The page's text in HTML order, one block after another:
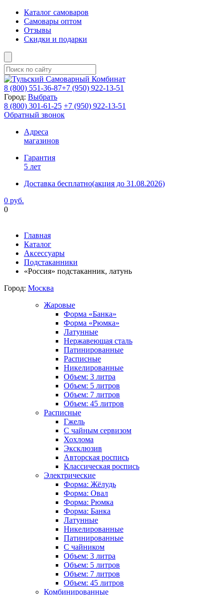
Каталог самоваров
Самовары оптом
Отзывы
Скидки и подарки
8 (800) 551-36-87+7 (950) 922-13-51
Город: Выбрать
8 (800) 301-61-25 +7 (950) 922-13-51
Обратный звонок
Адреса
магазинов
Гарантия
5 лет
Доставка бесплатно(акция до 31.08.2026)
0 руб.
0
Главная
Каталог
Аксессуары
Подстаканники
«Россия» подстаканник, латунь
Город: Москва
Жаровые
Форма «Банка»
Форма «Рюмка»
Латунные
Нержавеющая сталь
Патинированные
Расписные
Никелированные
Объем: 3 литра
Объем: 5 литров
Объем: 7 литров
Объем: 45 литров
Расписные
Гжель
С чайным сервизом
Хохлома
Эксклюзив
Авторская роспись
Классическая роспись
Электрические
Форма: Жёлудь
Форма: Овал
Форма: Рюмка
Форма: Банка
Латунные
Никелированные
Патинированные
С чайником
Объем: 3 литра
Объем: 5 литров
Объем: 7 литров
Объем: 45 литров
Комбинированные